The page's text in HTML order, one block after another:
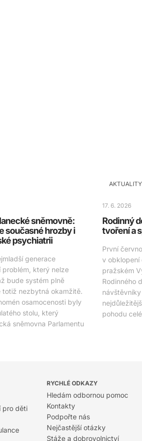
sněmovně:
současné hrozby i
psychiatrii
generace
který nelze
bude systém plně
totiž nezbytná okamžitě.
osamocenosti byly
stolu, který
sněmovna Parlamentu
AKTUALITY
17. 6. 2026
Rodinný
tvoření a
První
v obklopení
pražském
Rodinného
pohodu
pro děti
RYCHLÉ ODKAZY
Hledám odbornou pomoc
Kontakty
Podpořte nás
Nejčastější otázky
Stáže a dobrovolnictví